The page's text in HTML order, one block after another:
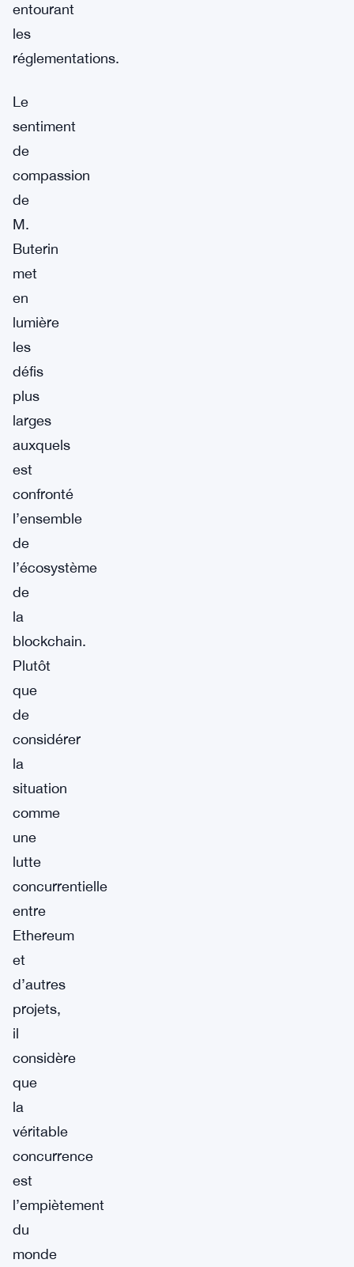
entourant
les
réglementations.
Le
sentiment
de
compassion
de
M.
Buterin
met
en
lumière
les
défis
plus
larges
auxquels
est
confronté
l’ensemble
de
l’écosystème
de
la
blockchain.
Plutôt
que
de
considérer
la
situation
comme
une
lutte
concurrentielle
entre
Ethereum
et
d’autres
projets,
il
considère
que
la
véritable
concurrence
est
l’empiètement
du
monde